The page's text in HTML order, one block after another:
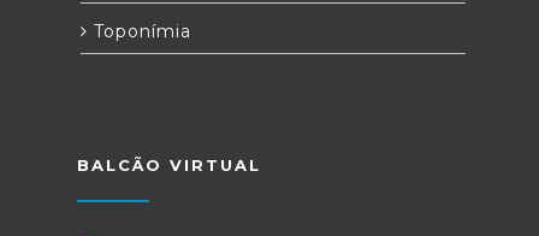
Toponímia
BALCÃO VIRTUAL